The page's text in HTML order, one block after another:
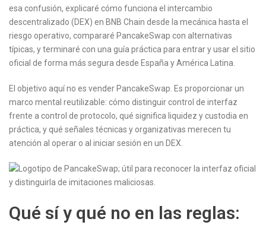
esa confusión, explicaré cómo funciona el intercambio
descentralizado (DEX) en BNB Chain desde la mecánica hasta el
riesgo operativo, compararé PancakeSwap con alternativas
típicas, y terminaré con una guía práctica para entrar y usar el sitio
oficial de forma más segura desde España y América Latina.
El objetivo aquí no es vender PancakeSwap. Es proporcionar un
marco mental reutilizable: cómo distinguir control de interfaz
frente a control de protocolo, qué significa liquidez y custodia en
práctica, y qué señales técnicas y organizativas merecen tu
atención al operar o al iniciar sesión en un DEX.
Qué sí y qué no en las reglas: